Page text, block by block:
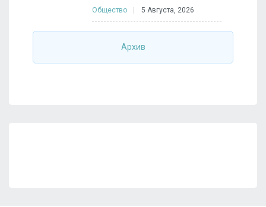
Общество 5 Августа, 2026
Архив